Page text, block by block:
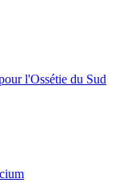
l'Ossétie du Sud